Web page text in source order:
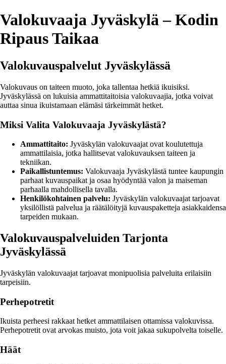
Valokuvaaja Jyväskylä – Kodin
Ripaus Taikaa
Valokuvauspalvelut Jyväskylässä
Valokuvaus on taiteen muoto, joka tallentaa hetkiä ikuisiksi.
Jyväskylässä on lukuisia ammattitaitoisia valokuvaajia, jotka voivat
auttaa sinua ikuistamaan elämäsi tärkeimmät hetket.
Miksi Valita Valokuvaaja Jyväskylästä?
Ammattitaito: Jyväskylän valokuvaajat ovat koulutettuja
ammattilaisia, jotka hallitsevat valokuvauksen taiteen ja
tekniikan.
Paikallistuntemus: Valokuvaaja Jyväskylästä tuntee kaupungin
parhaat kuvauspaikat ja osaa hyödyntää valon ja maiseman
parhaalla mahdollisella tavalla.
Henkilökohtainen palvelu: Jyväskylän valokuvaajat tarjoavat
yksilöllistä palvelua ja räätälöityjä kuvauspaketteja asiakkaidensa
tarpeiden mukaan.
Valokuvauspalveluiden Tarjonta
Jyväskylässä
Jyväskylän valokuvaajat tarjoavat monipuolisia palveluita erilaisiin
tarpeisiin.
Perhepotretit
Ikuista perheesi rakkaat hetket ammattilaisen ottamissa valokuvissa.
Perhepotretit ovat arvokas muisto, jota voit jakaa sukupolvelta toiselle.
Häät